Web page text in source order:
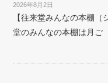
2026年8月2日
【往来堂みんなの本棚
堂のみんなの本棚は月ご